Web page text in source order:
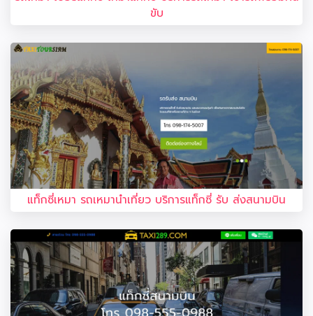
ขับ
แท็กซี่เหมา รถเหมานำเที่ยว บริการแท็กซี่ รับ ส่งสนามบิน